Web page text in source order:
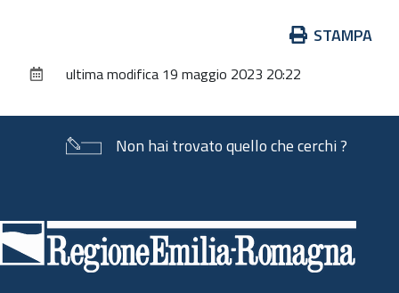
documento
STAMPA
ultima modifica 19 maggio 2023 20:22
Non hai trovato quello che cerchi ?
di
pagina